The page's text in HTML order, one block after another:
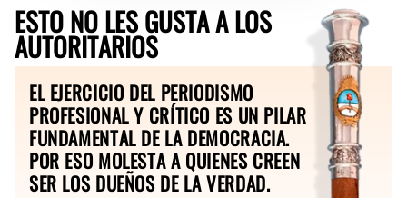
ESTO NO LES GUSTA A LOS
AUTORITARIOS
EL EJERCICIO DEL PERIODISMO
PROFESIONAL Y CRÍTICO ES UN PILAR
FUNDAMENTAL DE LA DEMOCRACIA.
POR ESO MOLESTA A QUIENES CREEN
SER LOS DUEÑOS DE LA VERDAD.